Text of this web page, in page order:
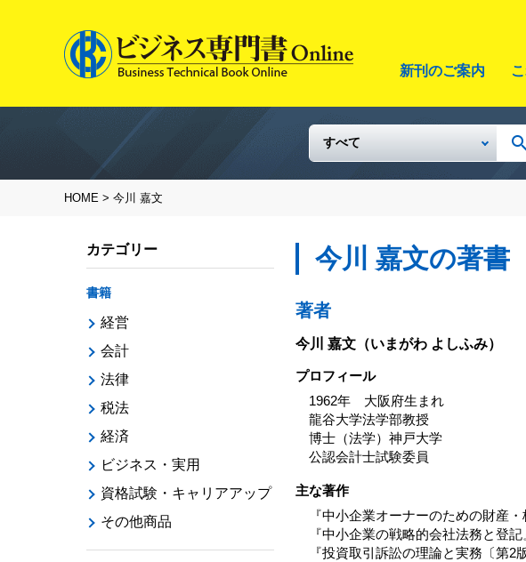
新刊のご案内
HOME > 今川 嘉文
今川 嘉文の著書
著者
今川 嘉文 （いまがわ よしふみ）
プロフィール
1962年 大阪府生まれ
龍谷大学法学部教授
博士（法学）神戸大学
公認会計士試験委員
主な著作
『中小企業オーナーのための財産
『中小企業の戦略的会社法務と登
『投資取引訴訟の理論と実務〔第2
カテゴリー
書籍
経営
会計
法律
税法
経済
ビジネス・実用
資格試験・キャリアアップ
その他商品